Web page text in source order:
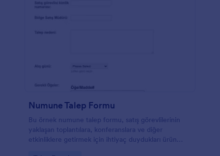
Numune Talep Formu
Bu örnek numune talep formu, satış görevlilerinin
yaklaşan toplantılara, konferanslara ve diğer
etkinliklere getirmek için ihtiyaç duydukları ürün